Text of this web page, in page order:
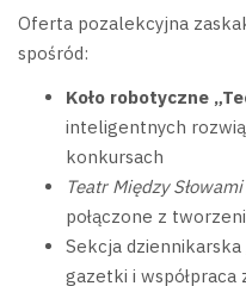
Oferta pozalekcyjna
spośród:
Koło robotyczne
inteligentnych
konkursach
Teatr Między Słowami
połączone z
Sekcja dziennikarska
gazetki i